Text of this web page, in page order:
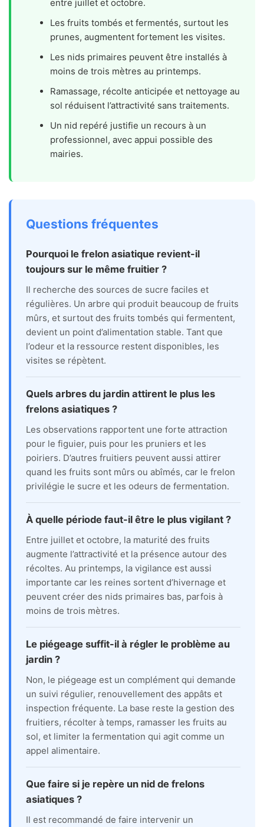
entre juillet et octobre.
Les fruits tombés et fermentés, surtout les
prunes, augmentent fortement les visites.
Les nids primaires peuvent être installés à
moins de trois mètres au printemps.
Ramassage, récolte anticipée et nettoyage au
sol réduisent l’attractivité sans traitements.
Un nid repéré justifie un recours à un
professionnel, avec appui possible des
mairies.
Questions fréquentes
Pourquoi le frelon asiatique revient-il
toujours sur le même fruitier ?
Il recherche des sources de sucre faciles et
régulières. Un arbre qui produit beaucoup de fruits
mûrs, et surtout des fruits tombés qui fermentent,
devient un point d’alimentation stable. Tant que
l’odeur et la ressource restent disponibles, les
visites se répètent.
Quels arbres du jardin attirent le plus les
frelons asiatiques ?
Les observations rapportent une forte attraction
pour le figuier, puis pour les pruniers et les
poiriers. D’autres fruitiers peuvent aussi attirer
quand les fruits sont mûrs ou abîmés, car le frelon
privilégie le sucre et les odeurs de fermentation.
À quelle période faut-il être le plus vigilant ?
Entre juillet et octobre, la maturité des fruits
augmente l’attractivité et la présence autour des
récoltes. Au printemps, la vigilance est aussi
importante car les reines sortent d’hivernage et
peuvent créer des nids primaires bas, parfois à
moins de trois mètres.
Le piégeage suffit-il à régler le problème au
jardin ?
Non, le piégeage est un complément qui demande
un suivi régulier, renouvellement des appâts et
inspection fréquente. La base reste la gestion des
fruitiers, récolter à temps, ramasser les fruits au
sol, et limiter la fermentation qui agit comme un
appel alimentaire.
Que faire si je repère un nid de frelons
asiatiques ?
Il est recommandé de faire intervenir un